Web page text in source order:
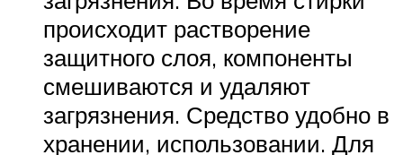
происходит растворение
защитного слоя, компоненты
смешиваются и удаляют
загрязнения. Средство удобно в
хранении, использовании. Для